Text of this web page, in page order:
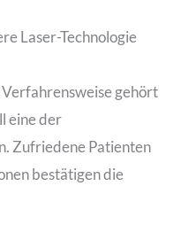
Laser-Technologie
gehört
eine der
Zufriedene Patienten
bestätigen die